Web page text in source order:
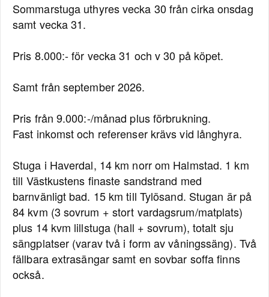
Sommarstuga uthyres vecka 30 från cirka onsdag
samt vecka 31.
Pris 8.000:- för vecka 31 och v 30 på köpet.
Samt från september 2026.
Pris från 9.000:-/månad plus förbrukning.
Fast inkomst och referenser krävs vid långhyra.
Stuga i Haverdal, 14 km norr om Halmstad. 1 km
till Västkustens finaste sandstrand med
barnvänligt bad. 15 km till Tylösand. Stugan är på
84 kvm (3 sovrum + stort vardagsrum/matplats)
plus 14 kvm lillstuga (hall + sovrum), totalt sju
sängplatser (varav två i form av våningssäng). Två
fällbara extrasängar samt en sovbar soffa finns
också.